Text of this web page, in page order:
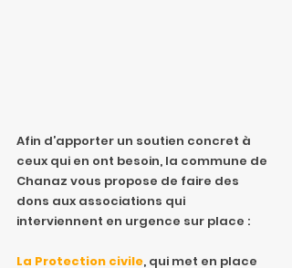
Afin d’apporter un soutien concret à
ceux qui en ont besoin, la commune de
Chanaz vous propose de faire des
dons aux associations qui
interviennent en urgence sur place :
La Protection civile, qui met en place